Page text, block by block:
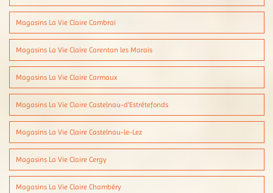
Magasins La Vie Claire Cambrai
Magasins La Vie Claire Carentan les Marais
Magasins La Vie Claire Carmaux
Magasins La Vie Claire Castelnau-d'Estrétefonds
Magasins La Vie Claire Castelnau-le-Lez
Magasins La Vie Claire Cergy
Magasins La Vie Claire Chambéry